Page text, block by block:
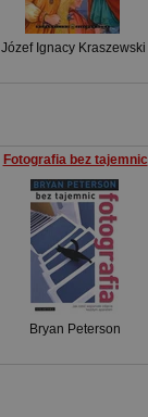
Józef Ignacy Kraszewski
Fotografia bez tajemnic
Bryan Peterson